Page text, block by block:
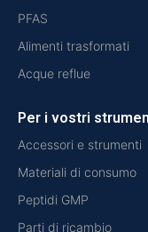
PFAS
Alimenti trasformati
Acque reflue
Per i vostri
Accessori e strumenti
Materiali di consumo
Peptidi GMP
Parti di ricambio